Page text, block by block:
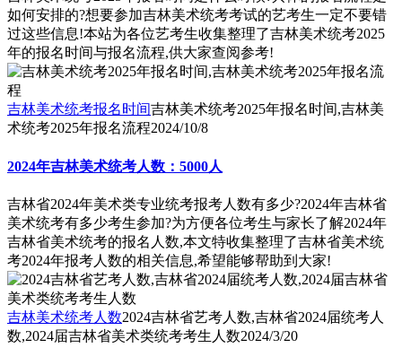
如何安排的?想要参加吉林美术统考考试的艺考生一定不要错
过这些信息!本站为各位艺考生收集整理了吉林美术统考2025
年的报名时间与报名流程,供大家查阅参考!
吉林美术统考报名时间 吉林美术统考2025年报名时间,吉林美
术统考2025年报名流程2024/10/8
2024年吉林美术统考人数：5000人
吉林省2024年美术类专业统考报考人数有多少?2024年吉林省
美术统考有多少考生参加?为方便各位考生与家长了解2024年
吉林省美术统考的报名人数,本文特收集整理了吉林省美术统
考2024年报考人数的相关信息,希望能够帮助到大家!
吉林美术统考人数2024吉林省艺考人数,吉林省2024届统考人
数,2024届吉林省美术类统考考生人数2024/3/20